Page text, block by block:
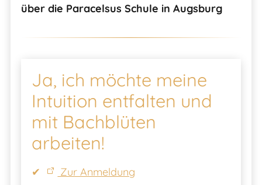
über die Paracelsus Schule in Augsburg
Ja, ich möchte meine
Intuition entfalten und
mit Bachblüten
arbeiten!
Zur Anmeldung